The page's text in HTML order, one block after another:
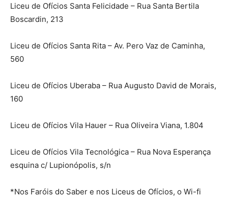
Liceu de Ofícios Santa Felicidade – Rua Santa Bertila
Boscardin, 213
Liceu de Ofícios Santa Rita – Av. Pero Vaz de Caminha,
560
Liceu de Ofícios Uberaba – Rua Augusto David de Morais,
160
Liceu de Ofícios Vila Hauer – Rua Oliveira Viana, 1.804
Liceu de Ofícios Vila Tecnológica – Rua Nova Esperança
esquina c/ Lupionópolis, s/n
*Nos Faróis do Saber e nos Liceus de Ofícios, o Wi-fi